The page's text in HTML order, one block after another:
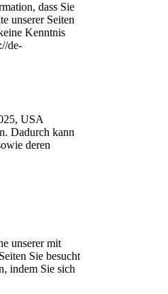
dass Sie
unserer Seiten
Kenntnis
de-
USA
Dadurch kann
deren
unserer mit
Sie besucht
indem Sie sich